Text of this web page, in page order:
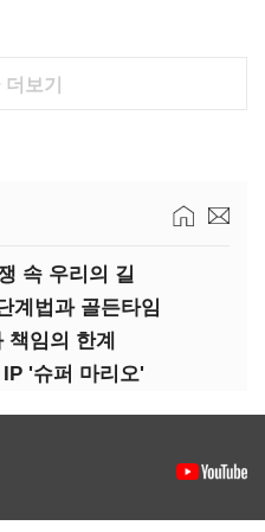
더보기
속 우리의 길
계법과 골든타임
임의 한계
'슈퍼 마리오'